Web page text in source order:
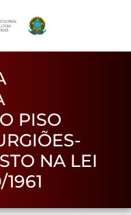
PISO
NA LEI